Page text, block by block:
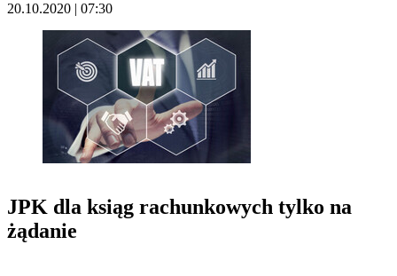
20.10.2020 | 07:30
JPK dla ksiąg rachunkowych tylko na
żądanie